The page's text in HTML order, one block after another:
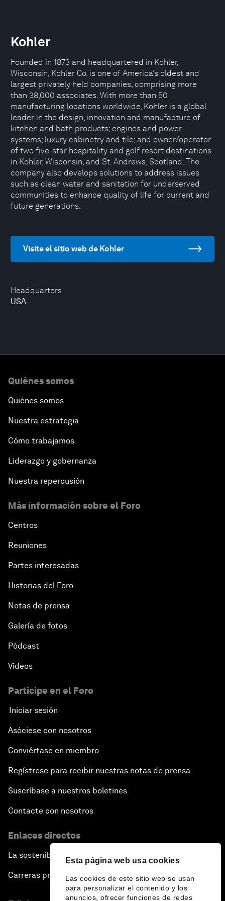
Esta página web usa cookies
Las cookies de este sitio web se usan
para personalizar el contenido y los
anuncios, ofrecer funciones de redes
Headquarters
USA
Kohler
Founded in 1873 and headquartered in Kohler,
Wisconsin, Kohler Co. is one of America’s oldest and
largest privately held companies, comprising more
than 38,000 associates. With more than 50
manufacturing locations worldwide, Kohler is a global
leader in the design, innovation and manufacture of
kitchen and bath products; engines and power
systems; luxury cabinetry and tile; and owner/operator
of two five-star hospitality and golf resort destinations
in Kohler, Wisconsin, and St. Andrews, Scotland. The
company also develops solutions to address issues
such as clean water and sanitation for underserved
communities to enhance quality of life for current and
future generations.
Visite el sitio web de Kohler
Quiénes somos
Quiénes somos
Nuestra estrategia
Cómo trabajamos
Liderazgo y gobernanza
Nuestra repercusión
Más información sobre el Foro
Centros
Reuniones
Partes interesadas
Historias del Foro
Notas de prensa
Galería de fotos
Pódcast
Vídeos
Participe en el Foro
Iniciar sesión
Asóciese con nosotros
Conviértase en miembro
Regístrese para recibir nuestras notas de prensa
Suscríbase a nuestros boletines
Contacte con nosotros
Enlaces directos
La sostenibilidad en el Foro
Carreras profesionales